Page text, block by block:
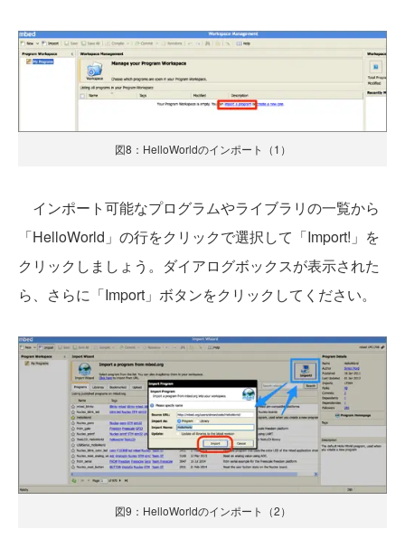
図8：HelloWorldのインポート（1）
インポート可能なプログラムやライブラリの一覧から
「HelloWorld」の行をクリックで選択して「Import!」を
クリックしましょう。ダイアログボックスが表示された
ら、さらに「Import」ボタンをクリックしてください。
図9：HelloWorldのインポート（2）